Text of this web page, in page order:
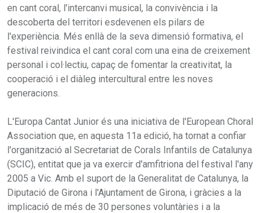
en cant coral, l'intercanvi musical, la convivència i la
descoberta del territori esdevenen els pilars de
l'experiència. Més enllà de la seva dimensió formativa, el
festival reivindica el cant coral com una eina de creixement
personal i col·lectiu, capaç de fomentar la creativitat, la
cooperació i el diàleg intercultural entre les noves
generacions.
L'Europa Cantat Junior és una iniciativa de l'European Choral
Association que, en aquesta 11a edició, ha tornat a confiar
l'organització al Secretariat de Corals Infantils de Catalunya
(SCIC), entitat que ja va exercir d'amfitriona del festival l'any
2005 a Vic. Amb el suport de la Generalitat de Catalunya, la
Diputació de Girona i l'Ajuntament de Girona, i gràcies a la
implicació de més de 30 persones voluntàries i a la